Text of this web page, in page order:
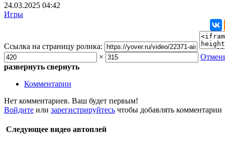
24.03.2025 04:42
Игры
Ссылка на страницу ролика:
×
развернуть свернуть
Комментарии
Нет комментариев. Ваш будет первым!
Войдите или зарегистрируйтесь чтобы добавлять комментарии
Следующее видеоавтоплей